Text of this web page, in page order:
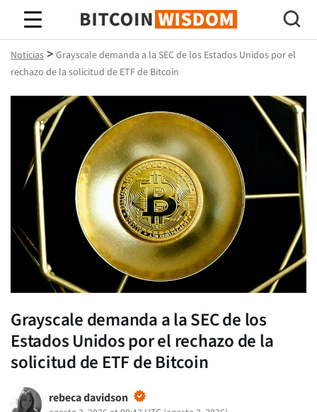
Sabiduría de Bitcoin
Noticias > Grayscale demanda a la SEC de los Estados Unidos por el
rechazo de la solicitud de ETF de Bitcoin
Grayscale demanda a la SEC de los
Estados Unidos por el rechazo de la
solicitud de ETF de Bitcoin
rebeca davidson